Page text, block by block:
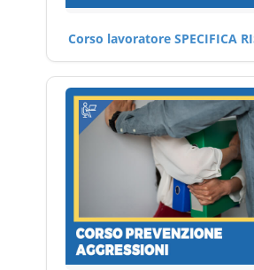
Corso lavoratore SPECIFICA